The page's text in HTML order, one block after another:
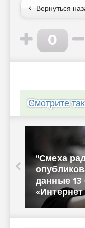
Вернуться
0
Смотрите
WSJ:
хакеры